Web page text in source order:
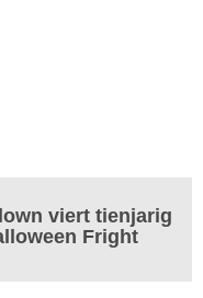
viert tienjarig
Fright